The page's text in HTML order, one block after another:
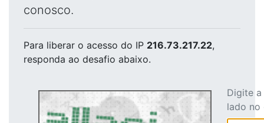
conosco.
Para liberar o acesso do IP 216.73.217.22,
responda ao desafio abaixo.
Digite
lado no